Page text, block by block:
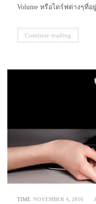
Volume หรือไดร์ฟต่างๆที่
Continue reading
TIME NOVEMBER 4, 2016